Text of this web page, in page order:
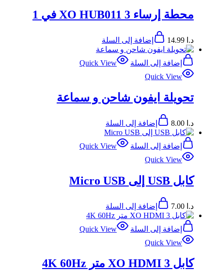
محطة إرساء XO HUB011 3 في 1
د.ا إضافة إلى السلة
إضافة إلى السلة
Quick View
Quick View
تحويلة ايفون شاحن و سماعة
د.ا إضافة إلى السلة
إضافة إلى السلة
Quick View
Quick View
كابل USB إلى Micro USB
د.ا إضافة إلى السلة
إضافة إلى السلة
Quick View
Quick View
كابل XO HDMI 3 متر 4K 60Hz